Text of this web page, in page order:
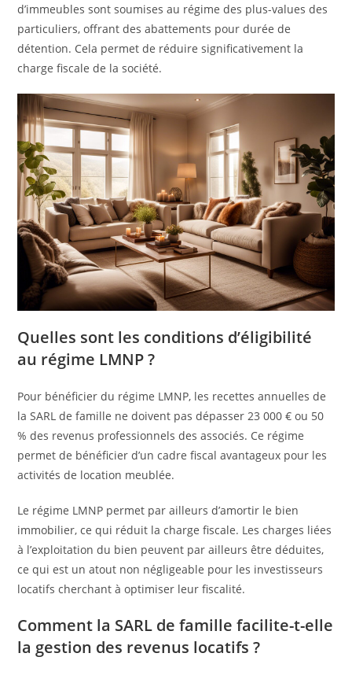
d’immeubles sont soumises au régime des plus-values des
particuliers, offrant des abattements pour durée de
détention. Cela permet de réduire significativement la
charge fiscale de la société.
Quelles sont les conditions d’éligibilité
au régime LMNP ?
Pour bénéficier du régime LMNP, les recettes annuelles de
la SARL de famille ne doivent pas dépasser 23 000 € ou 50
% des revenus professionnels des associés. Ce régime
permet de bénéficier d’un cadre fiscal avantageux pour les
activités de location meublée.
Le régime LMNP permet par ailleurs d’amortir le bien
immobilier, ce qui réduit la charge fiscale. Les charges liées
à l’exploitation du bien peuvent par ailleurs être déduites,
ce qui est un atout non négligeable pour les investisseurs
locatifs cherchant à optimiser leur fiscalité.
Comment la SARL de famille facilite-t-elle
la gestion des revenus locatifs ?